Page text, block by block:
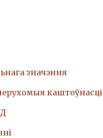
значэння
каштоўнасці